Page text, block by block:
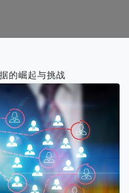
的崛起与挑战